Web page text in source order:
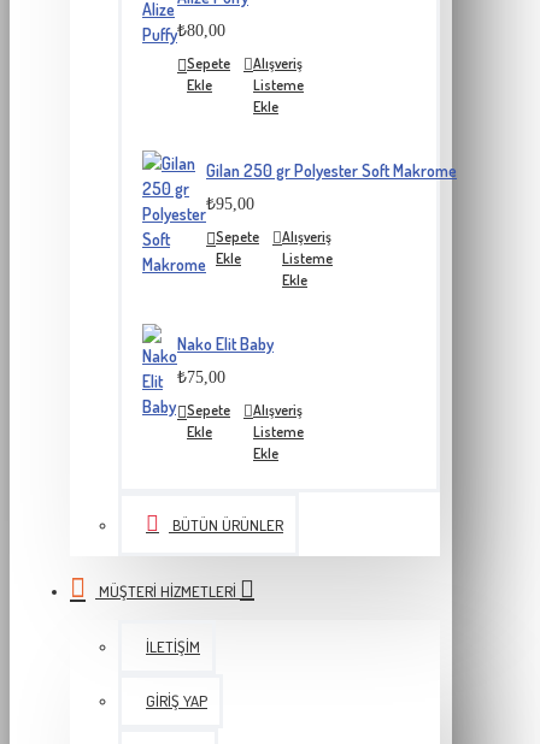
₺80,00
Sepete
Ekle
Alışveriş
Listeme
Ekle
Gilan 250 gr Polyester Soft Makrome
₺95,00
Sepete
Ekle
Alışveriş
Listeme
Ekle
Nako Elit Baby
₺75,00
Sepete
Ekle
Alışveriş
Listeme
Ekle
BÜTÜN ÜRÜNLER
MÜŞTERI HIZMETLERI
İLETIŞIM
GIRIŞ YAP